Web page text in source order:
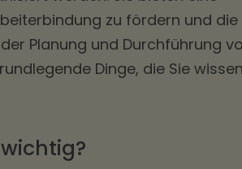
zu fördern und die
Planung und Durchführung
Dinge, die Sie